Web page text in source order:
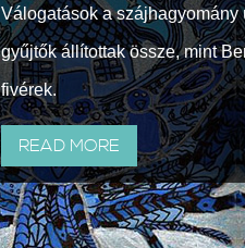
Válogatások a
gyűjtők állítottak össze, mint
fivérek.
READ MORE